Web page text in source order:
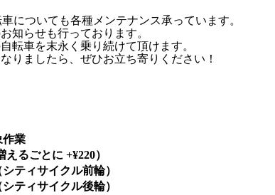
についても各種メンテナンス承っています。
知らせも行っております。
転車を末永く乗り続けて頂けます。
りましたら、ぜひお立ち寄りください！
作業
るごとに +¥220）
ティサイクル前輪）
ティサイクル後輪）